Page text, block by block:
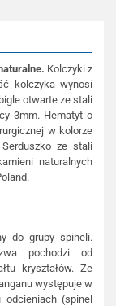
Kolczyki z
kolczyka wynosi
otwarte ze stali
3mm. Hematyt o
w kolorze
ze stali
naturalnych
do grupy spineli.
pochodzi od
kryształów. Ze
występuje w
(spinel